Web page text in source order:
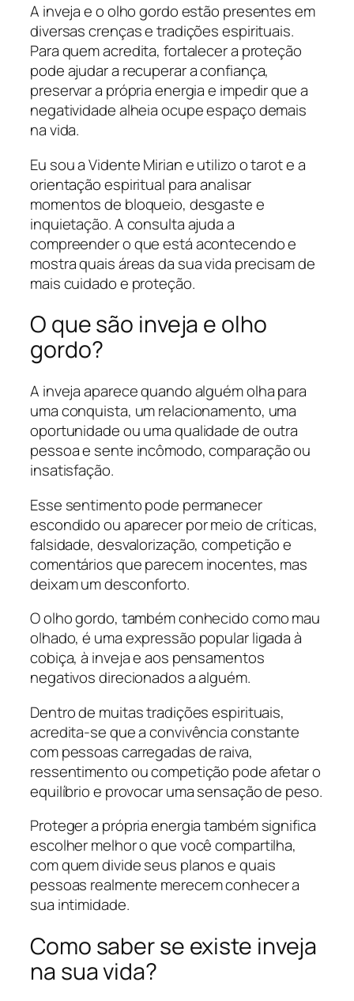
A inveja e o olho gordo estão presentes em
diversas crenças e tradições espirituais.
Para quem acredita, fortalecer a proteção
pode ajudar a recuperar a confiança,
preservar a própria energia e impedir que a
negatividade alheia ocupe espaço demais
na vida.
Eu sou a Vidente Mirian e utilizo o tarot e a
orientação espiritual para analisar
momentos de bloqueio, desgaste e
inquietação. A consulta ajuda a
compreender o que está acontecendo e
mostra quais áreas da sua vida precisam de
mais cuidado e proteção.
O que são inveja e olho
gordo?
A inveja aparece quando alguém olha para
uma conquista, um relacionamento, uma
oportunidade ou uma qualidade de outra
pessoa e sente incômodo, comparação ou
insatisfação.
Esse sentimento pode permanecer
escondido ou aparecer por meio de críticas,
falsidade, desvalorização, competição e
comentários que parecem inocentes, mas
deixam um desconforto.
O olho gordo, também conhecido como mau
olhado, é uma expressão popular ligada à
cobiça, à inveja e aos pensamentos
negativos direcionados a alguém.
Dentro de muitas tradições espirituais,
acredita-se que a convivência constante
com pessoas carregadas de raiva,
ressentimento ou competição pode afetar o
equilíbrio e provocar uma sensação de peso.
Proteger a própria energia também significa
escolher melhor o que você compartilha,
com quem divide seus planos e quais
pessoas realmente merecem conhecer a
sua intimidade.
Como saber se existe inveja
na sua vida?